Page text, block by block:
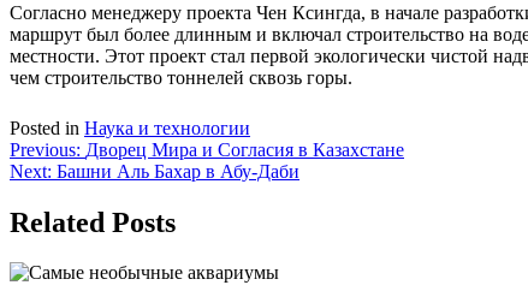
Согласно менеджеру проекта Чен Ксингда, в начале
маршрут был более длинным и включал строительство на
местности. Этот проект стал первой экологически чистой
чем строительство тоннелей сквозь горы.
Posted in Наука и технологии
Навигация
по
записям
Previous: Дворец Мира и Согласия в Казахстане
Next: Башни Аль Бахар в Абу-Даби
Related Posts